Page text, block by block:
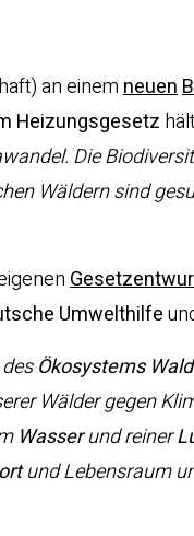
an einemneuen
Heizungsgesetz
Die
Wäldern sind
Umwelthilfe
Ökosystems Wald
Wälder gegen
Wasserund reiner
und Lebensraum